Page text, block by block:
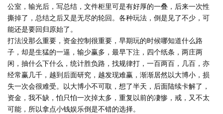
公室，输光后，写总结，文件柜里可是有好厚的一叠，后来一次性
撕掉了，总结之后又是无尽的轮回。各种玩法，倒是见了不少，可
能还是要回归原始了。
打法没那么重要，资金控制很重要，早期玩的时候哪知道什么路
子，却是生猛的一逼，输少赢多，最早下注，四个纸条，两庄两
闲，抽什么下什么，统计胜负路，找规律打，一百两百，几百，亦
经常赢几千，越到后面研究，越发现难赢，渐渐居然以大博小，损
失一次会很难受。以大博小不可取，想了半天，后面陆续卡解了，
资金，我不缺，怕只怕一次掉太多，重复以前的凄惨，戒，又不太
可能，所以拿点小钱娱乐倒是不错的选择。